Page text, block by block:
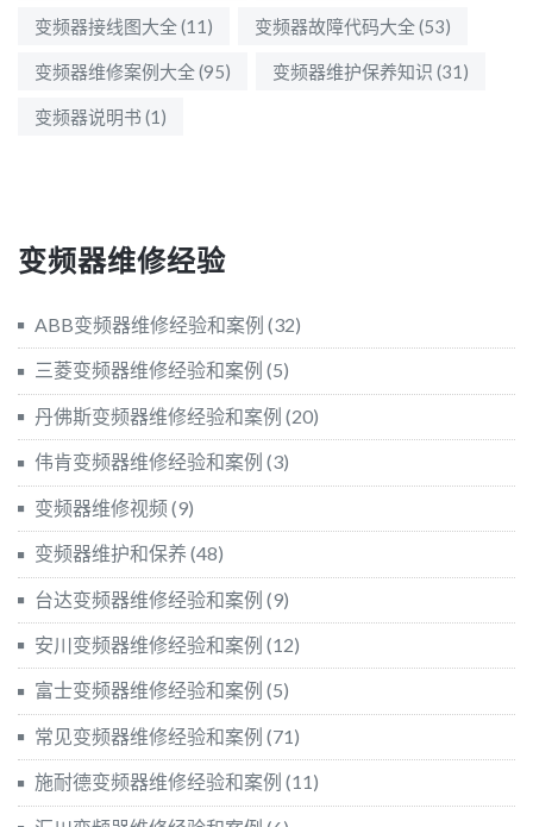
变频器接线图大全(11) 变频器故障代码大全(53)
变频器维修案例大全(95) 变频器维护保养知识 (31)
变频器说明书 (1)
变频器维修经验
ABB变频器维修经验和案例 (32)
三菱变频器维修经验和案例 (5)
丹佛斯变频器维修经验和案例 (20)
伟肯变频器维修经验和案例 (3)
变频器维修视频(9)
变频器维护和保养 (48)
台达变频器维修经验和案例 (9)
安川变频器维修经验和案例 (12)
富士变频器维修经验和案例 (5)
常见变频器维修经验和案例 (71)
施耐德变频器维修经验和案例 (11)